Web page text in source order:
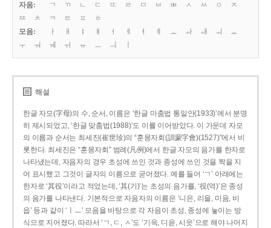
자음: ㄱ ㄲ ㄴ ㄷ ㄸ ㄹ ㅁ ㅂ ㅃ ㅅ ㅆ ㅇ
ㅈ
ㅉ
ㅊ ㅋ ㅌ ㅍ
ㅎ
모음:
ㅏ ㅐ ㅑ ㅒ ㅓ ㅔ ㅕ ㅖ ㅗ ㅘ ㅙ ㅚ
ㅛ
ㅜ
ㅝ ㅞ ㅟ ㅠ ㅡ ㅢ
해설
한글 자모(字母)의 수, 순서, 이름은 ‘한글 마춤법 통일안(1933)’에서 분명
히 제시되었고, ‘한글 맞춤법(1988)’도 이를 이어받았다. 이 가운데 자모
의 이름과 순서는 최세진(崔世珍)의 “훈몽자회(訓蒙字會)(1527)”에서 비
롯한다. 최세진은 “훈몽자회” 범례(凡例)에서 한글 자모의 음가를 한자로
나타냈는데, 자음자의 경우 초성에 쓰인 것과 종성에 쓰인 것을 짝을 지
어 표시했고 그것이 글자의 이름으로 굳어졌다. 예를 들어 ‘ㄱ’ 아래에는
한자로 ‘其役’이라고 적었는데, ‘其(기)’는 초성의 음가를, ‘役(역)’은 종성
의 음가를 나타낸다. 기본적으로 자음자의 이름은 ‘니은, 리을, 미음, 비
읍’ 등과 같이 ‘ㅣㅡ’ 모음을 바탕으로 각 자음이 초성, 종성에 놓이는 방
식으로 지어졌다. 따라서 ‘ㄱ, ㄷ, ㅅ’도 ‘기윽, 디읃, 시읏’으로 해야 나머지